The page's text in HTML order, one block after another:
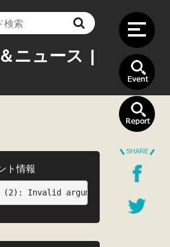
ニュース |
SHARE
ト情報
: Invalid argument supplied